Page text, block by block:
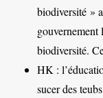
biodiversité »
gouvernement
biodiversité.
HK :
sucer des